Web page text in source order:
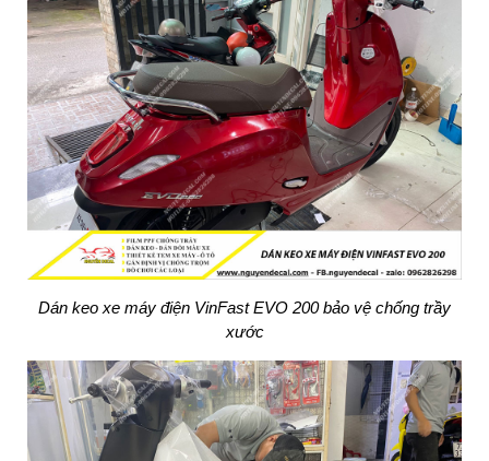
Dán keo xe máy điện VinFast EVO 200 bảo vệ chống trầy
xước